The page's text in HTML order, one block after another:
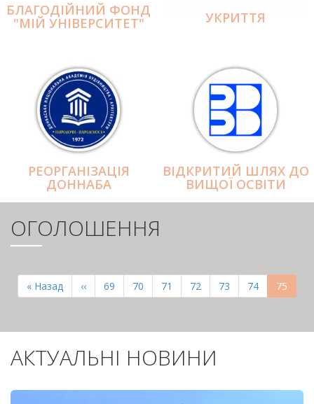
БЛАГОДІЙНИЙ ФОНД
"МІЙ УНІВЕРСИТЕТ" УКРИТТЯ
РЕОРГАНІЗАЦІЯ
ДОННАБА
ВІДКРИТИЙ ШЛЯХ ДО
ВИЩОЇ ОСВІТИ
ОГОЛОШЕННЯ
СТОРІНКИ
Перша
сторінка
« Назад
Попередня
сторінка
‹‹ Page
69 Page
70 Page
71 Page
72 Page
73 Page
74 75
АКТУАЛЬНІ НОВИНИ